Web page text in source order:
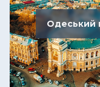
Одеський